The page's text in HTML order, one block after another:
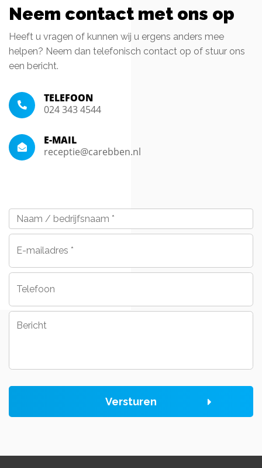
Neem contact met ons op
Heeft u vragen of kunnen wij u ergens anders mee
helpen? Neem dan telefonisch contact op of stuur ons
een bericht.
TELEFOON
024 343 4544
E-MAIL
receptie@carebben.nl
Naam
/
bedrijfsnaam *
mailadres *
Versturen